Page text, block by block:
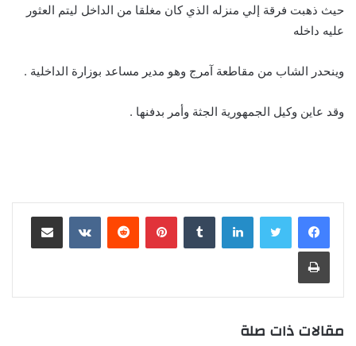
حيث ذهبت فرقة إلي منزله الذي كان مغلقا من الداخل ليتم العثور
عليه داخله
وينحدر الشاب من مقاطعة آمرج وهو مدير مساعد بوزارة الداخلية .
وقد عاين وكيل الجمهورية الجثة وأمر بدفنها .
لينكدإن بينتيريست مشاركة عبر البريد
طباعة
مقالات ذات صلة